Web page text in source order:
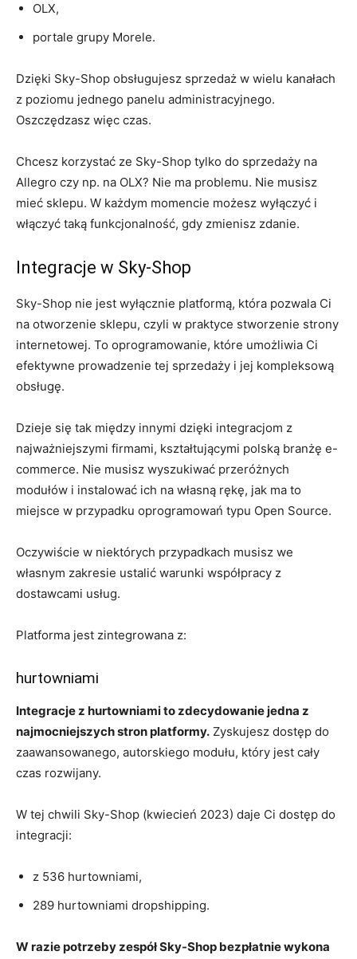
OLX,
portale grupy Morele.
Dzięki Sky-Shop obsługujesz sprzedaż w wielu kanałach
z poziomu jednego panelu administracyjnego.
Oszczędzasz więc czas.
Chcesz korzystać ze Sky-Shop tylko do sprzedaży na
Allegro czy np. na OLX? Nie ma problemu. Nie musisz
mieć sklepu. W każdym momencie możesz wyłączyć i
włączyć taką funkcjonalność, gdy zmienisz zdanie.
Integracje w Sky-Shop
Sky-Shop nie jest wyłącznie platformą, która pozwala Ci
na otworzenie sklepu, czyli w praktyce stworzenie strony
internetowej. To oprogramowanie, które umożliwia Ci
efektywne prowadzenie tej sprzedaży i jej kompleksową
obsługę.
Dzieje się tak między innymi dzięki integracjom z
najważniejszymi firmami, kształtującymi polską branżę e-
commerce. Nie musisz wyszukiwać przeróżnych
modułów i instalować ich na własną rękę, jak ma to
miejsce w przypadku oprogramowań typu Open Source.
Oczywiście w niektórych przypadkach musisz we
własnym zakresie ustalić warunki współpracy z
dostawcami usług.
Platforma jest zintegrowana z:
hurtowniami
Integracje z hurtowniami to zdecydowanie jedna z
najmocniejszych stron platformy. Zyskujesz dostęp do
zaawansowanego, autorskiego modułu, który jest cały
czas rozwijany.
W tej chwili Sky-Shop (kwiecień 2023) daje Ci dostęp do
integracji:
z 536 hurtowniami,
289 hurtowniami dropshipping.
W razie potrzeby zespół Sky-Shop bezpłatnie wykona